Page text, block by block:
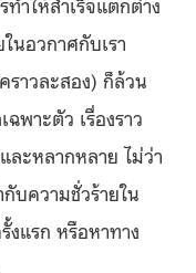
อวกาศกับเรา
าวละสอง) ก็ล้วน
พาะตัว เรื่องราว
ละหลากหลาย ไม่ว่า
บความชั่วร้ายใน
งแรก หรือหาทาง